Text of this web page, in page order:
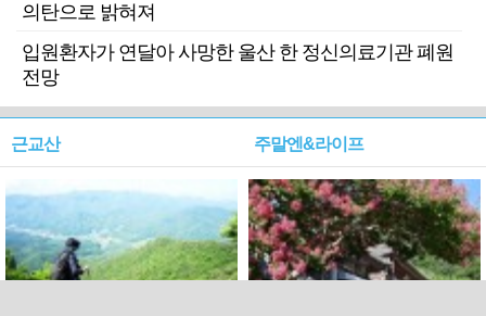
의탄으로 밝혀져
입원환자가 연달아 사망한 울산 한 정신의료기관 폐원
전망
근교산 주말엔&라이프